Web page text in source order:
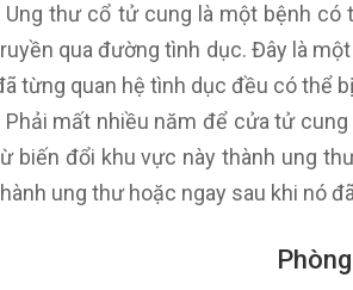
Ung thư cổ tử cung là một bệnh
qua đường tình dục. Đây là
từng quan hệ tình dục đều có thể
Phải mất nhiều năm để cửa tử
biến đổi khu vực này thành ung
ung thư hoặc ngay sau khi nó